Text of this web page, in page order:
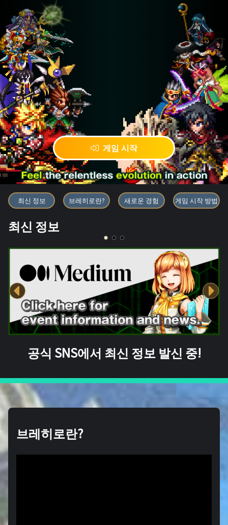
게임 시작
블록체인 게임 「BRAVE
최신 정보 브레히로란? 새로운 경험 게임 시작 방법
최신 정보
공식 SNS에서 최신 정보 발신 중!
브레히로란?